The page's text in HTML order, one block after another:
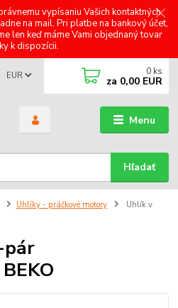
vypísaniu Vašich kontaktných
na mail. Pri platbe na bankový účet,
len keď máme Vami objednaný tovar
k dispozícii.
Menu
EUR
Hľadať
0 ks
za 0,00 EUR
Uhlíky - práčkové motory
Uhlík v
pár